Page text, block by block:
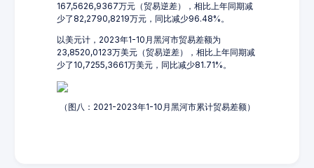
167,5626,9367万元（贸易逆差），相比上年同期减
少了82,2790,8219万元，同比减少96.48%。
以美元计，2023年1-10月黑河市贸易差额为
23,8520,0123万美元（贸易逆差），相比上年同期减
少了10,7255,3661万美元，同比减少81.71%。
（图八：2021-2023年1-10月黑河市累计贸易差额）